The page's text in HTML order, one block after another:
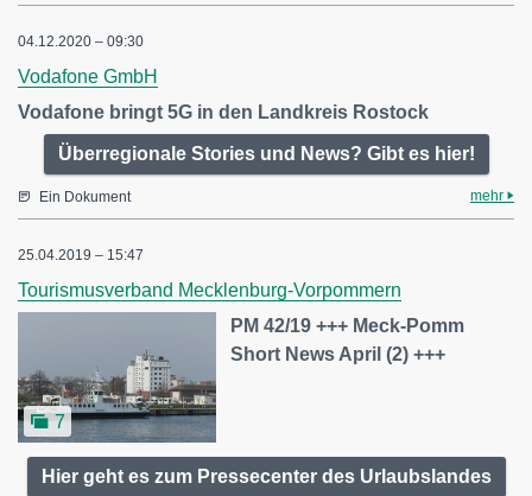
04.12.2020 – 09:30
Vodafone GmbH
Vodafone bringt 5G in den Landkreis Rostock
Überregionale Stories und News? Gibt es hier!
Ein Dokument mehr
25.04.2019 – 15:47
Tourismusverband Mecklenburg-Vorpommern
7
PM 42/19 +++ Meck-Pomm
Short News April (2) +++
Hier geht es zum Pressecenter des Urlaubslandes